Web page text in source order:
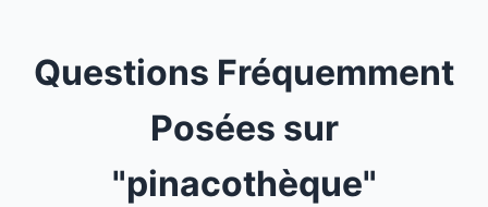
Questions Fréquemment
Posées sur
"pinacothèque"